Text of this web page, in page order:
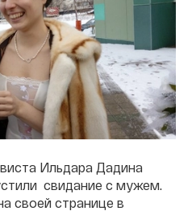
Ильдара Дадина
свидание с мужем.
своей странице в